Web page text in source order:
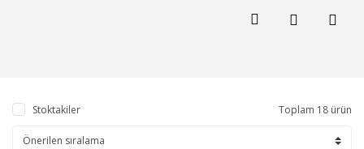
Stoktakiler Toplam 18 ürün